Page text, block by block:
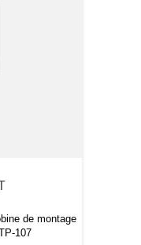
de montage
107